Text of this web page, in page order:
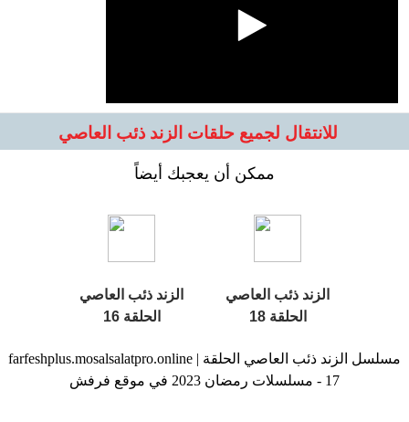
للانتقال لجميع حلقات الزند ذئب العاصي
ممكن أن يعجبك أيضاً
الزند ذئب العاصي
الحلقة 18
الزند ذئب العاصي
الحلقة 16
farfeshplus.mosalsalatpro.online | مسلسل الزند ذئب العاصي الحلقة
17 - مسلسلات رمضان 2023 في موقع فرفش